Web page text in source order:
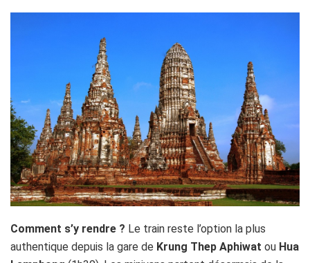
Comment s’y rendre ? Le train reste l’option la plus
authentique depuis la gare de Krung Thep Aphiwat ou Hua